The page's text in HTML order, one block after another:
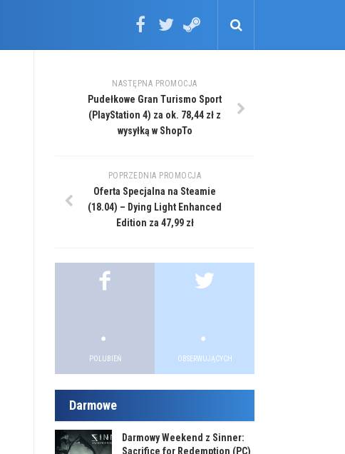
NASTĘPNA PROMOCJA
Pudełkowe Gran Turismo Sport
(PlayStation 4) za ok. 78,44 zł z
wysyłką w ShopTo
POPRZEDNIA PROMOCJA
Oferta Specjalna na Steamie
(18.04) – Dying Light Enhanced
Edition za 47,99 zł
..
POLUBIEŃ
..
OBSERWUJĄCYCH
Darmowe
Darmowy Weekend z Sinner:
Sacrifice for Redemption (PC)